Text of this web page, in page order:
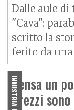
Dalle aule
"Cava":
scritto la
ferito da
Pensa un
prezzi